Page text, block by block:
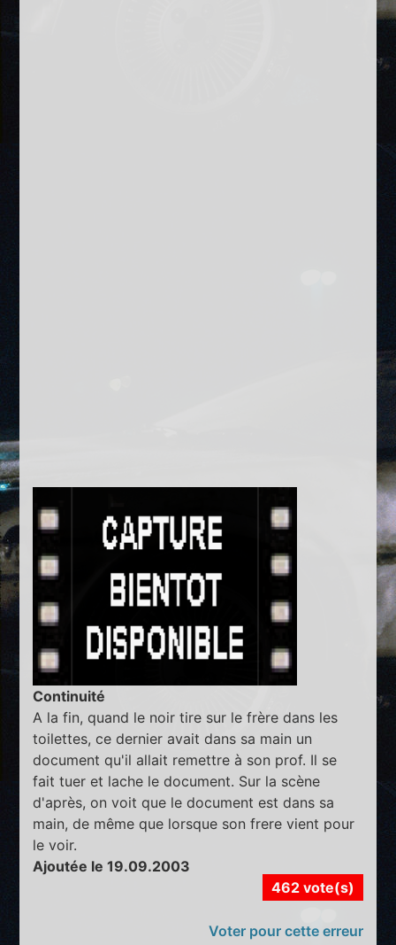
Continuité
A la fin, quand le noir tire sur le frère dans les
toilettes, ce dernier avait dans sa main un
document qu'il allait remettre à son prof. Il se
fait tuer et lache le document. Sur la scène
d'après, on voit que le document est dans sa
main, de même que lorsque son frere vient pour
le voir.
Ajoutée le 19.09.2003
462 vote(s)
Voter pour cette erreur